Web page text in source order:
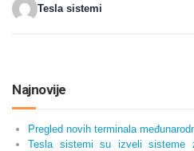
Tesla sistemi
Najnovije
Pregled novih terminala
Tesla sistemi su izveli sisteme